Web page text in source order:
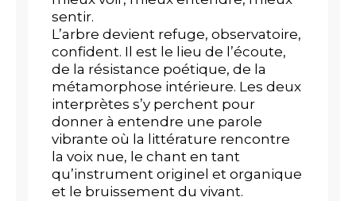
sentir.
L’arbre devient refuge, observatoire,
confident. Il est le lieu de l’écoute,
de la résistance poétique, de la
métamorphose intérieure. Les deux
interprètes s’y perchent pour
donner à entendre une parole
vibrante où la littérature rencontre
la voix nue, le chant en tant
qu’instrument originel et organique
et le bruissement du vivant.